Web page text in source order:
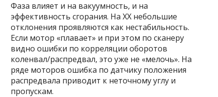
Фаза влияет и на вакуумность, и на
эффективность сгорания. На ХХ небольшие
отклонения проявляются как нестабильность.
Если мотор «плавает» и при этом по сканеру
видно ошибки по корреляции оборотов
коленвал/распредвал, это уже не «мелочь». На
ряде моторов ошибка по датчику положения
распредвала приводит к неточному углу и
пропускам.